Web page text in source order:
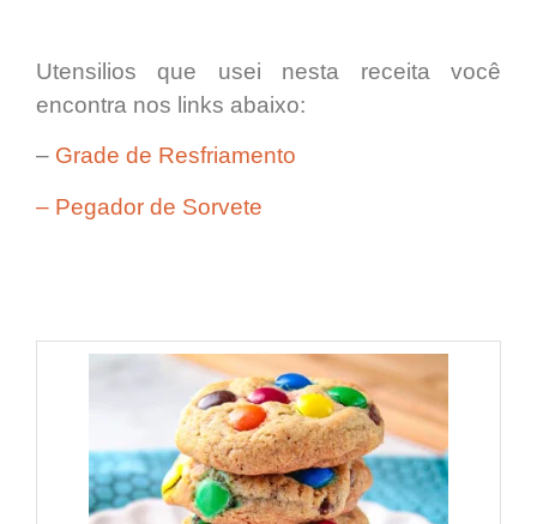
Utensilios que usei nesta receita você
encontra nos links abaixo:
– Grade de Resfriamento
– Pegador de Sorvete